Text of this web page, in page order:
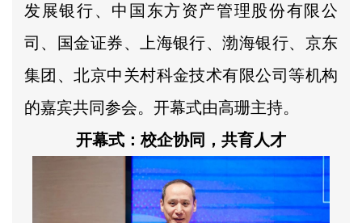
发展银行、中国东方资产管理股份有限公
司、国金证券、上海银行、渤海银行、京东
集团、北京中关村科金技术有限公司等机构
的嘉宾共同参会。开幕式由高珊主持。
开幕式：校企协同，共育人才